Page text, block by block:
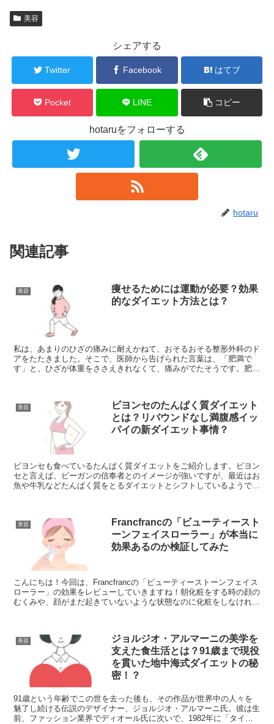
美容
シェアする
Twitter Facebook はてブ
Pocket LINE コピー
hotaruをフォローする
hotaru
関連記事
美容
痩せるためには運動が必要？効果
的なダイエット方法とは？
私は、あまりのひざの痛みに耐えかねて、おそるおそる整形外科のド
アをたたきました。そこで、医師から告げられた言葉は、「肥満で
す」と。ひざが体重をささえきれなくて、痛みがでたそうです。肥満
美容
ビヨンセのたんぱく質ダイエット
とは？リバウンドなし満腹感イッ
パイの新ダイエット事情？
ビヨンセも食べているたんぱく質ダイエットをご紹介します。ビヨン
セと言えば、ビーガンの信奉者とのイメージが強いですが、最近はお
魚や牛乳などたんぱく質をとるダイエットとシフトしているようで
美容
Francfrancの「ビューティースト
ーンフェイスローラー」が本当に
効果あるのか検証してみた
こんにちは！今回は、Francfrancの「ビューティーストーンフェイス
ローラー」の効果をレビューしていきますね！朝化粧をする時の顔の
むくみや、顔がまだ起きていないような状態なのに化粧をしなければ
美容
ジョルジオ・アルマーニの美学を
支えた食生活とは？91歳まで現役
を貫いた地中海式ダイエットの秘
密！？
91歳という年齢でこの世を去った後も、その作品が世界中の人々を
魅了し続ける伝説のデザイナー、ジョルジオ・アルマーニ氏。彼は生
前、ファッション業界でディオール氏に次いで、1982年に「タイ